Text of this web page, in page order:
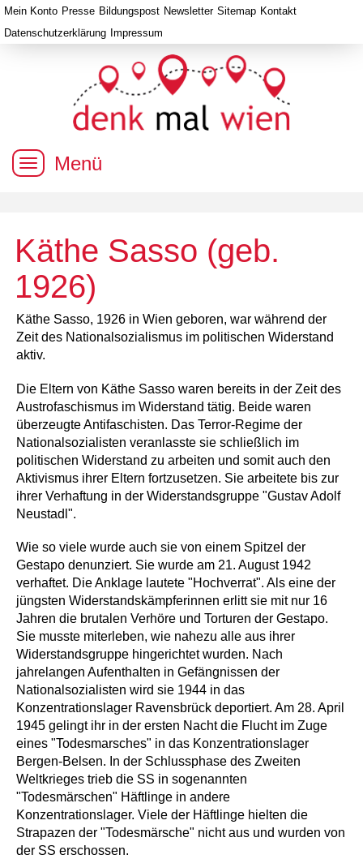
Menü
Mein Konto Presse Bildungspost Newsletter Sitemap Kontakt
Datenschutzerklärung Impressum
Käthe Sasso (geb.
1926)
Käthe Sasso, 1926 in Wien geboren, war während der
Zeit des Nationalsozialismus im politischen Widerstand
aktiv.
Die Eltern von Käthe Sasso waren bereits in der Zeit des
Austrofaschismus im Widerstand tätig. Beide waren
überzeugte Antifaschisten. Das Terror-Regime der
Nationalsozialisten veranlasste sie schließlich im
politischen Widerstand zu arbeiten und somit auch den
Aktivismus ihrer Eltern fortzusetzen. Sie arbeitete bis zur
ihrer Verhaftung in der Widerstandsgruppe "Gustav Adolf
Neustadl".
Wie so viele wurde auch sie von einem Spitzel der
Gestapo denunziert. Sie wurde am 21. August 1942
verhaftet. Die Anklage lautete "Hochverrat". Als eine der
jüngsten Widerstandskämpferinnen erlitt sie mit nur 16
Jahren die brutalen Verhöre und Torturen der Gestapo.
Sie musste miterleben, wie nahezu alle aus ihrer
Widerstandsgruppe hingerichtet wurden. Nach
jahrelangen Aufenthalten in Gefängnissen der
Nationalsozialisten wird sie 1944 in das
Konzentrationslager Ravensbrück deportiert. Am 28. April
1945 gelingt ihr in der ersten Nacht die Flucht im Zuge
eines "Todesmarsches" in das Konzentrationslager
Bergen-Belsen. In der Schlussphase des Zweiten
Weltkrieges trieb die SS in sogenannten
"Todesmärschen" Häftlinge in andere
Konzentrationslager. Viele der Häftlinge hielten die
Strapazen der "Todesmärsche" nicht aus und wurden von
der SS erschossen.